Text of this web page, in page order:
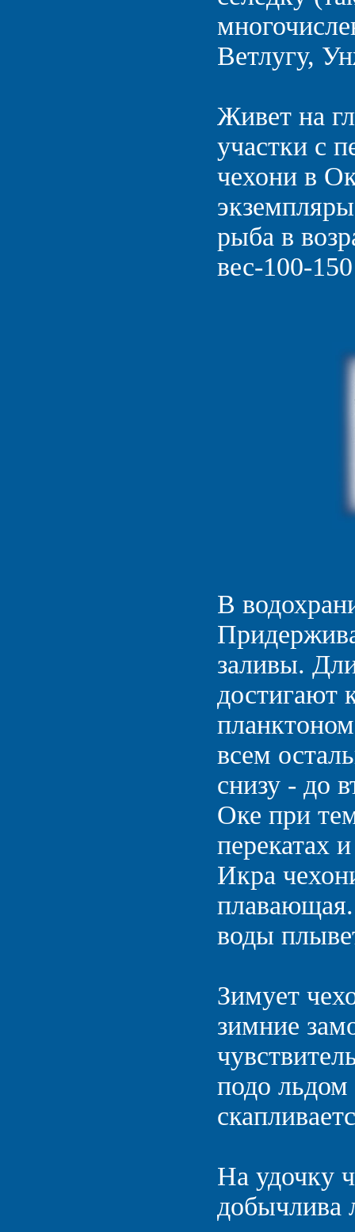
Ветлугу,
Живет на
участки с
чехони в
рыба в
вес-100-150
В
заливы.
достигают
всем
снизу - до
Оке при
перекатах
Икра
плавающая.
воды
Зимует
зимние
подо
На удочку
добычлива